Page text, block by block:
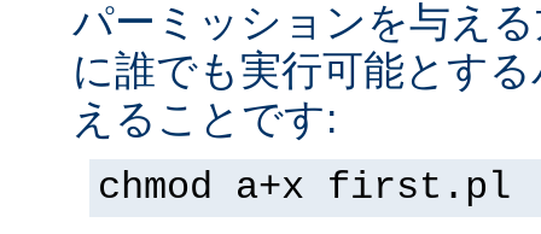
パーミッションを与え
に誰でも実行可能とす
えることです:
chmod a+x first.pl